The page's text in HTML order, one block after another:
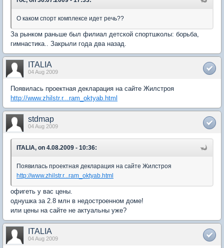
О каком спорт комплексе идет речь??
За рынком раньше был филиал детской спортшколы: борьба,
гимнастика.. Закрыли года два назад.
ITALIA
04 Aug 2009
Появилась проектная декларация на сайте Жилстроя
http://www.zhilstr.r...ram_oktyab.html
stdmap
04 Aug 2009
ITALIA, on 4.08.2009 - 10:36:
Появилась проектная декларация на сайте Жилстроя
http://www.zhilstr.r...ram_oktyab.html
офигеть у вас цены.
однушка за 2.8 млн в недостроенном доме!
или цены на сайте не актуальны уже?
ITALIA
04 Aug 2009